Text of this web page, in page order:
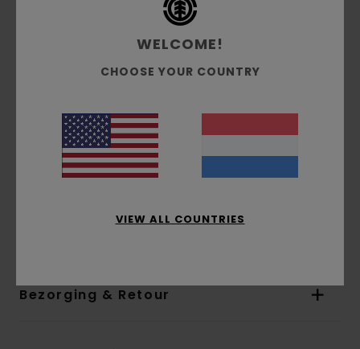
Halslijn:Ronde hals
Branding:Print op waterbasis op de borst en
op de rug
De look van het product kan ietsje veranderen
Bezorging & Retour
WELCOME!
CHOOSE YOUR COUNTRY
VIEW ALL COUNTRIES